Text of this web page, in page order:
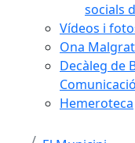
socials
Vídeos i
Ona Malgrat
Decàleg de
Hemeroteca